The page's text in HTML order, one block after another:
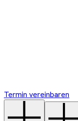
Termin vereinbaren